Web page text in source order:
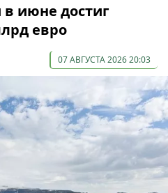
июне достиг
евро
07 АВГУСТА 2026 20:03